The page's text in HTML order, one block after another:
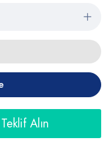
Alın